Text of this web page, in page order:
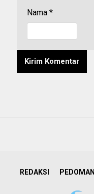
Nama *
REDAKSI PEDOMAN